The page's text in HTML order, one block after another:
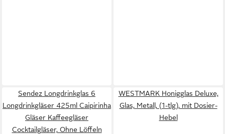
Sendez Longdrinkglas 6
Longdrinkgläser 425ml Caipirinha
Gläser Kaffeegläser
Cocktailgläser, Ohne Löffeln
WESTMARK Honigglas Deluxe,
Glas, Metall, (1-tlg), mit Dosier-
Hebel